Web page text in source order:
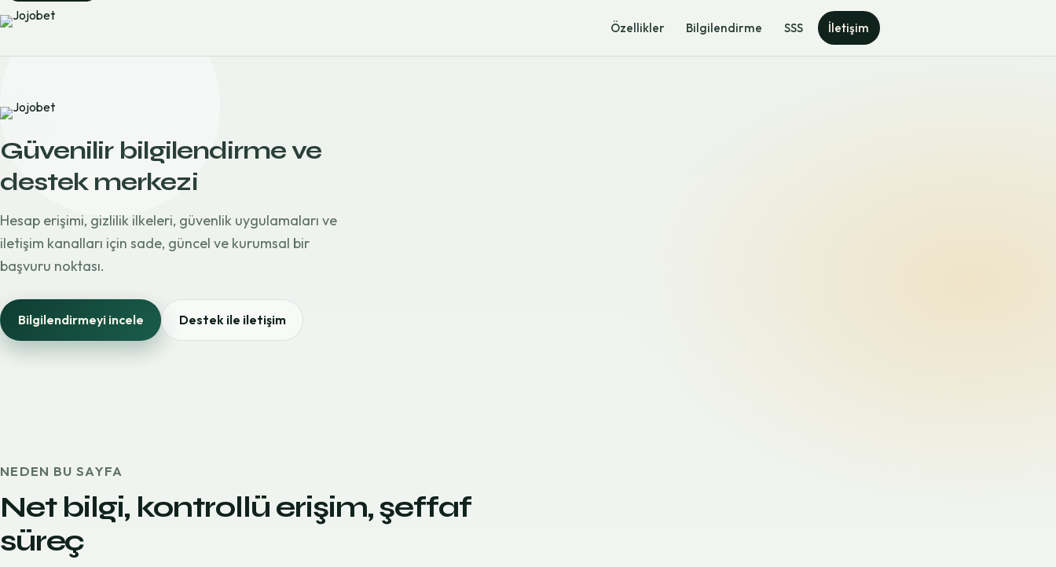
Özellikler Bilgilendirme SSS İletişim
Güvenilir bilgilendirme ve
destek merkezi
Hesap erişimi, gizlilik ilkeleri, güvenlik uygulamaları ve
iletişim kanalları için sade, güncel ve kurumsal bir
başvuru noktası.
Bilgilendirmeyi incele Destek ile iletişim
NEDEN BU SAYFA
Net bilgi, kontrollü erişim, şeffaf
süreç